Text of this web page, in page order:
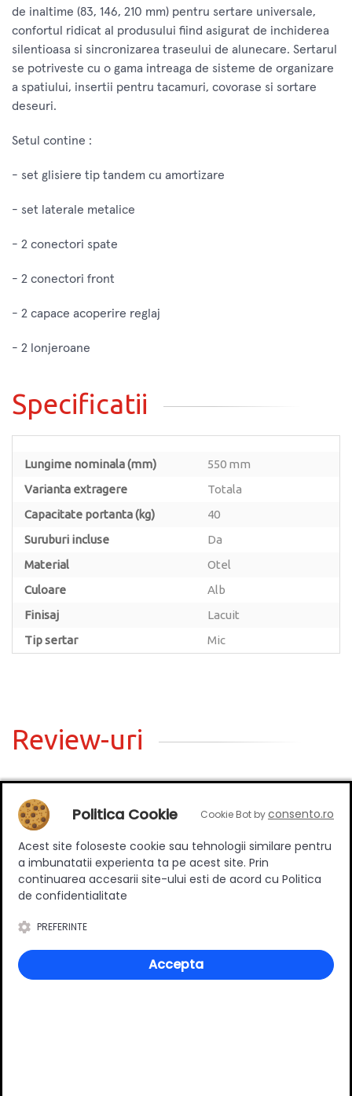
de inaltime (83, 146, 210 mm) pentru sertare universale,
confortul ridicat al produsului fiind asigurat de inchiderea
silentioasa si sincronizarea traseului de alunecare. Sertarul
se potriveste cu o gama intreaga de sisteme de organizare
a spatiului, insertii pentru tacamuri, covorase si sortare
deseuri.
Setul contine :
- set glisiere tip tandem cu amortizare
- set laterale metalice
- 2 conectori spate
- 2 conectori front
- 2 capace acoperire reglaj
- 2 lonjeroane
Specificatii
Lungime nominala (mm)
550 mm
Varianta extragere
Totala
Capacitate portanta (kg)
40
Suruburi incluse
Da
Material
Otel
Culoare
Alb
Finisaj
Lacuit
Tip sertar
Mic
Review-uri
Deții sau ai utilizat produsul?
Spune-ți părerea acordând o nota produsului
Adaugă un review
Ratingul general al produsului
Politica Cookie Cookie Bot byconsento.ro
Acest site foloseste cookie sau tehnologii similare pentru
a imbunatatii experienta ta pe acest site. Prin
continuarea accesarii site-ului esti de acord cu Politica
de confidentialitate
PREFERINTE
Accepta